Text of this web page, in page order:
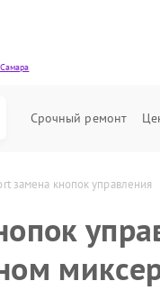
Самара
Срочный ремонт
замена кнопок управления